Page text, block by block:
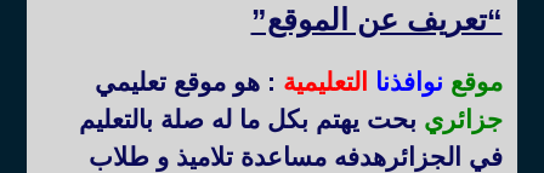
“تعريف عن الموقع”
موقع نوافذنا التعليمية : هو موقع تعليمي
جزائري بحت يهتم بكل ما له صلة بالتعليم
في الجزائرهدفه مساعدة تلاميذ و طلاب